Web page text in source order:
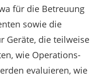
für die Betreuung
sowie die
Geräte, die teilweise
wie Operations-
evaluieren, wie